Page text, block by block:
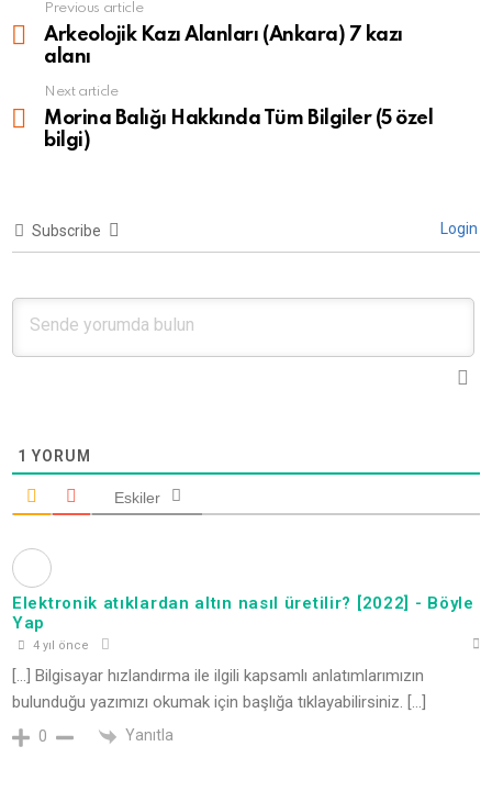
more
Previous article
Arkeolojik Kazı Alanları (Ankara) 7 kazı
alanı
Next article
Morina Balığı Hakkında Tüm Bilgiler (5 özel
bilgi)
Subscribe Login
1 YORUM
Eskiler
Elektronik atıklardan altın nasıl üretilir? [2022] - Böyle
Yap
4 yıl önce
[…] Bilgisayar hızlandırma ile ilgili kapsamlı anlatımlarımızın
bulunduğu yazımızı okumak için başlığa tıklayabilirsiniz. […]
0 Yanıtla